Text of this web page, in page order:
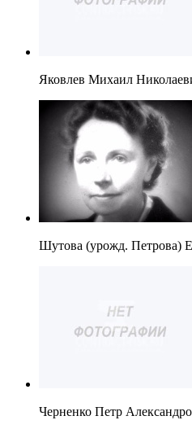
Яковлев Михаил
Шутова (урожд. Петрова)
Черненко Петр